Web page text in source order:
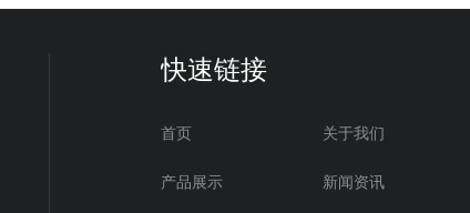
快速链接
首页 关于我们
产品展示 新闻资讯